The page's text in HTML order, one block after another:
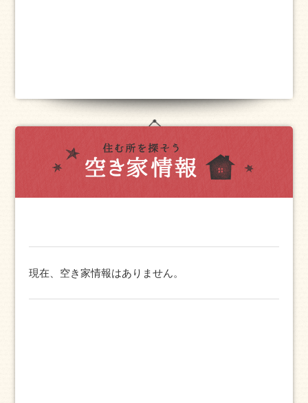
現在、空き家情報はありません。